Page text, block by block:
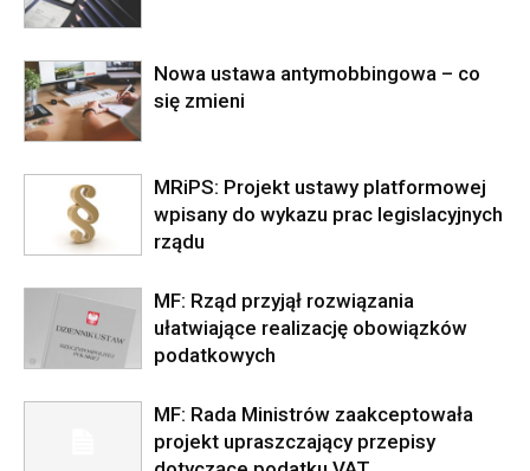
Nowa ustawa antymobbingowa – co
się zmieni
MRiPS: Projekt ustawy platformowej
wpisany do wykazu prac legislacyjnych
rządu
MF: Rząd przyjął rozwiązania
ułatwiające realizację obowiązków
podatkowych
MF: Rada Ministrów zaakceptowała
projekt upraszczający przepisy